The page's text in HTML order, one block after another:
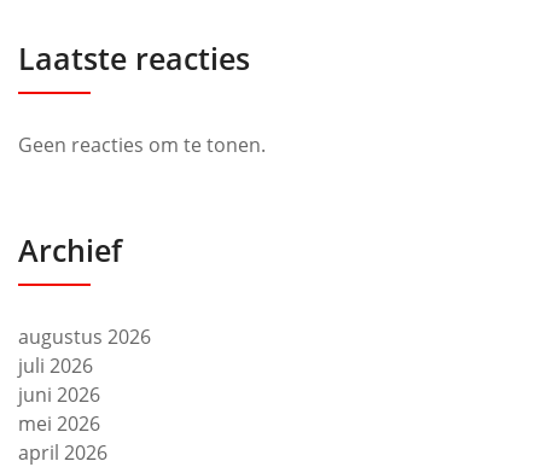
Laatste reacties
Geen reacties om te tonen.
Archief
augustus 2026
juli 2026
juni 2026
mei 2026
april 2026